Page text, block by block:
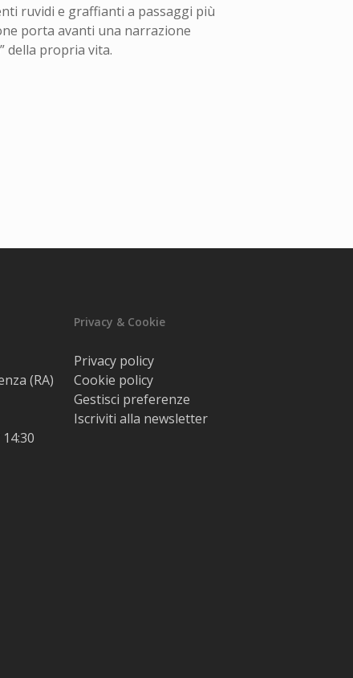
ruvidi e graffianti a passaggi più
porta avanti una narrazione
della propria vita.
(RA)
Privacy & Cookie
Privacy policy
Cookie policy
Gestisci preferenze
Iscriviti alla newsletter